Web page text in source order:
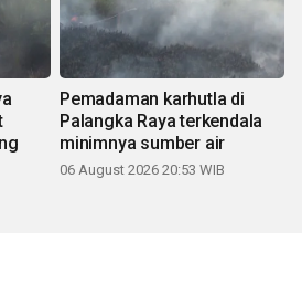
Pemadaman karhutla di
Palangka Raya terkendala
minimnya sumber air
06 August 2026 20:53 WIB